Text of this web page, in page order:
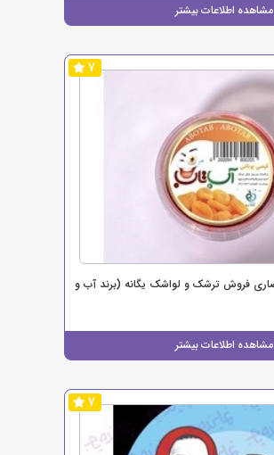
مشاهده اطلاعات بیشتر
7
فروش ترشک و لواشک یگانه (برند آب و
مشاهده اطلاعات بیشتر
7